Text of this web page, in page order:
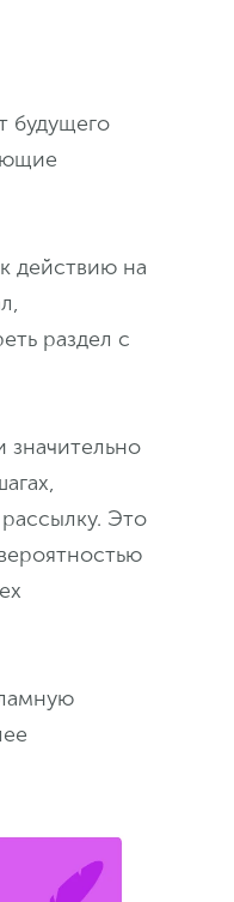
будущего
действию на
раздел с
Это